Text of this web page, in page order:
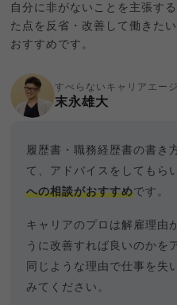
自分に非がないことを主張す
た点を反省・改善して働きた
おすすめです。
すべらないキャリアエー
末永雄大
履歴書・職務経歴書の書き
て、アドバイスをしてもら
への相談がおすすめです。
キャリアのプロは解雇理由
うに改善すれば良いのかを
同じような理由で仕事を失
みてください。